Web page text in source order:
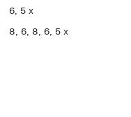
6, 5 x
8, 6, 8, 6, 5 x